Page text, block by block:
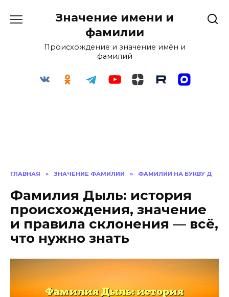
Значение имени и
фамилии
Происхождение и значение имён и
фамилий
ГЛАВНАЯ » ЗНАЧЕНИЕ ФАМИЛИИ » ФАМИЛИИ НА БУКВУ Д
Фамилия Дыль: история
происхождения, значение
и правила склонения — всё,
что нужно знать